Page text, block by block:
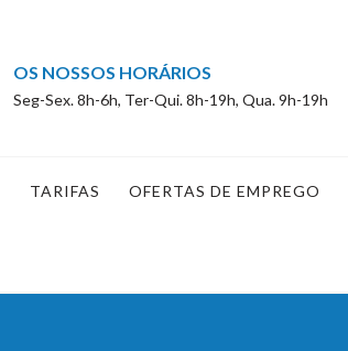
OS NOSSOS HORÁRIOS
Seg-Sex. 8h-6h, Ter-Qui. 8h-19h, Qua. 9h-19h
TARIFAS OFERTAS DE EMPREGO